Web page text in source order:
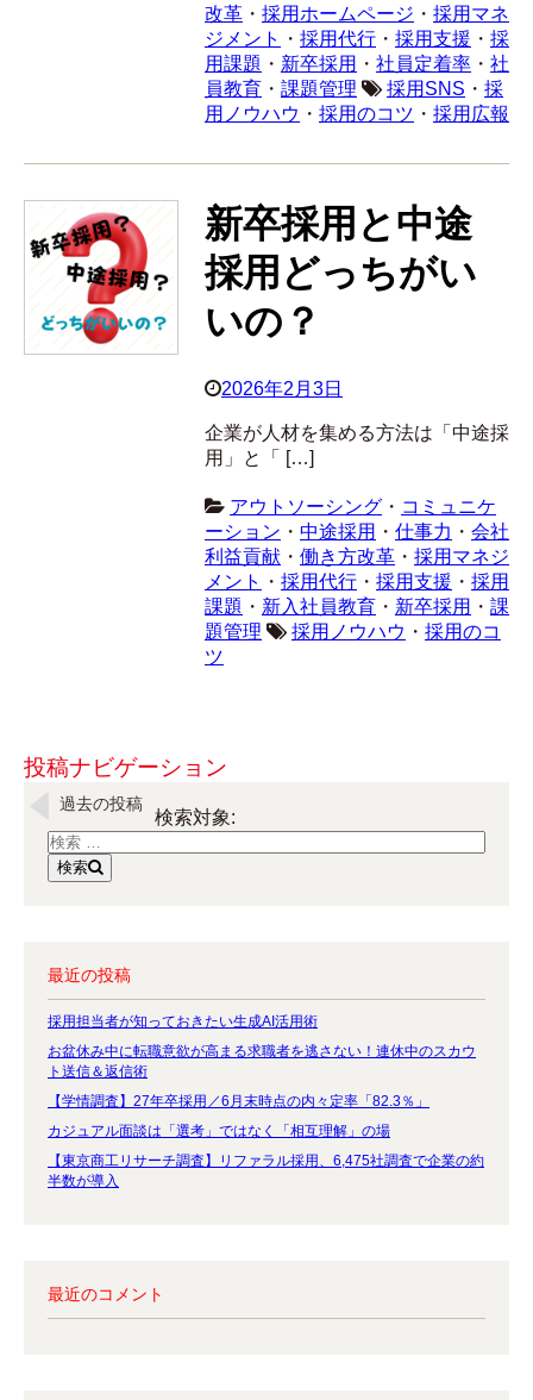
改革 ・ 採用ホームページ ・ 採用マネ
ジメント
・ 採用代行 ・ 採用支援 ・ 採
用課題 ・ 新卒採用 ・ 社員定着率 ・ 社
員教育 ・ 課題管理 採用SNS ・ 採
用ノウハウ ・ 採用のコツ ・ 採用広報
新卒採用と中途
採用どっちがい
いの？
2026年2月3日
企業が人材を集める方法は「中途採
用」と「 […]
アウトソーシング ・ コミュニケ
ーション ・ 中途採用 ・ 仕事力 ・ 会社
利益貢献 ・ 働き方改革 ・ 採用マネジ
メント
・ 採用代行 ・ 採用支援 ・ 採用
課題 ・ 新入社員教育 ・ 新卒採用 ・ 課
題管理
採用ノウハウ ・ 採用のコ
ツ
投稿ナビゲーション
過去の投稿
検索対象:
検索
最近の投稿
採用担当者が知っておきたい生成AI活用術
お盆休み中に転職意欲が高まる求職者を逃さない！連休中のスカウ
ト送信＆返信術
【学情調査】27年卒採用／6月末時点の内々定率「82.3％」
カジュアル面談は「選考」ではなく「相互理解」の場
【東京商工リサーチ調査】リファラル採用、6,475社調査で企業の約
半数が導入
最近のコメント